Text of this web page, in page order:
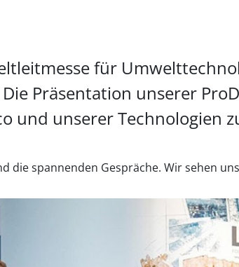
für
Präsentation unserer
und unserer Technologien
die spannenden Gespräche. Wir sehen